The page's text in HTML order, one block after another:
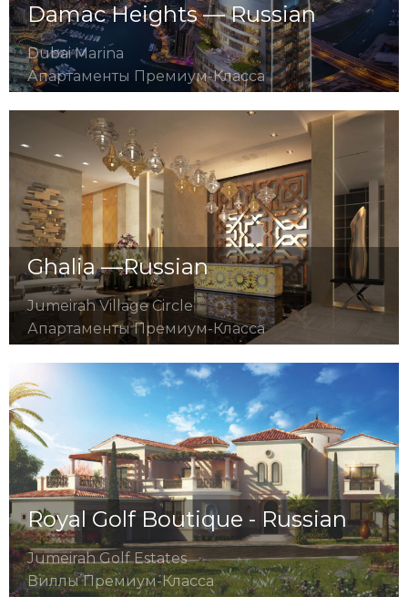
Damac Heights — Russian
Dubai Marina
Апартаменты Премиум-Класса
Ghalia —Russian
Jumeirah Village Circle
Апартаменты Премиум-Класса
Royal Golf Boutique - Russian
Jumeirah Golf Estates
Виллы Премиум-Класса